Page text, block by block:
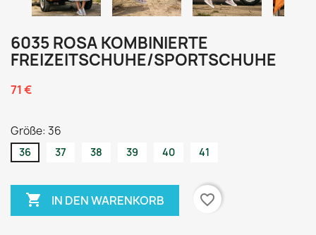
6035 ROSA KOMBINIERTE
FREIZEITSCHUHE/SPORTSCHUHE
71 €
Größe: 36
36 37 38 39 40 41
 IN DEN WARENKORB favorite_border